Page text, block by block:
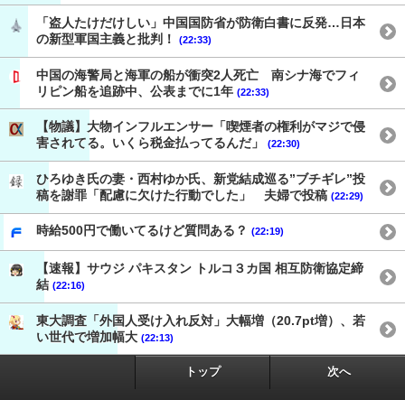
「盗人たけだけしい」中国国防省が防衛白書に反発…日本
の新型軍国主義と批判！
(22:33)
中国の海警局と海軍の船が衝突2人死亡 南シナ海でフィ
リピン船を追跡中、公表までに1年 (22:33)
【物議】大物インフルエンサー「喫煙者の権利がマジで侵
害されてる。いくら税金払ってるんだ」
(22:30)
ひろゆき氏の妻・西村ゆか氏、新党結成巡る”ブチギレ”投
稿を謝罪「配慮に欠けた行動でした」 夫婦で投稿 (22:29)
時給500円で働いてるけど質問ある？ (22:19)
【速報】サウジ パキスタン トルコ３カ国 相互防衛協定締
結 (22:16)
東大調査「外国人受け入れ反対」大幅増（20.7pt増）、若
い世代で増加幅大 (22:13)
トップ 次へ